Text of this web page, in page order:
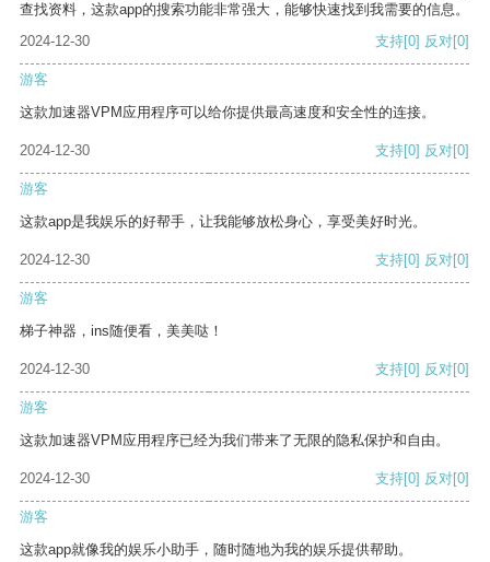
查找资料，这款app的搜索功能非常强大，能够快速找到我需要的信息。
2024-12-30
支持[0] 反对[0]
游客
这款加速器VPM应用程序可以给你提供最高速度和安全性的连接。
2024-12-30 支持[0] 反对[0]
游客
这款app是我娱乐的好帮手，让我能够放松身心，享受美好时光。
2024-12-30 支持[0] 反对[0]
游客
梯子神器，ins随便看，美美哒！
2024-12-30 支持[0] 反对[0]
游客
这款加速器VPM应用程序已经为我们带来了无限的隐私保护和自由。
2024-12-30 支持[0] 反对[0]
游客
这款app就像我的娱乐小助手，随时随地为我的娱乐提供帮助。